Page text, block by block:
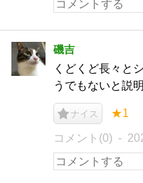
磯吉
くどくど長々と
うでもないと説
ナイス ★1
コメント(0)